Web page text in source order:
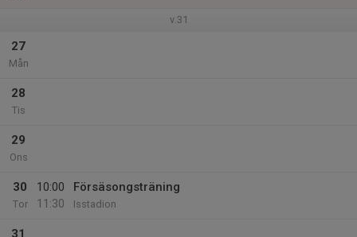
v.31
27
Mån
28
Tis
29
Ons
30
Tor
10:00
11:30
Försäsongsträning
Isstadion
31